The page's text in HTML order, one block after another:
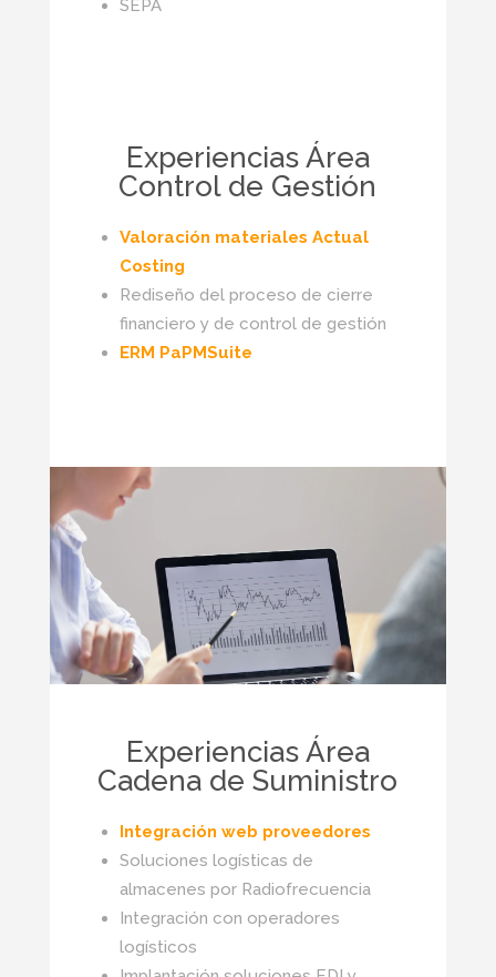
SEPA
Experiencias Área
Control de Gestión
Valoración materiales Actual
Costing
Rediseño del proceso de cierre
financiero y de control de gestión
ERM PaPMSuite
Experiencias Área
Cadena de Suministro
Integración web proveedores
Soluciones logísticas de
almacenes por Radiofrecuencia
Integración con operadores
logísticos